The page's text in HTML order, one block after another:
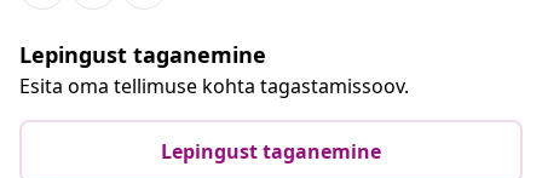
Lepingust taganemine
Esita oma tellimuse kohta tagastamissoov.
Lepingust taganemine